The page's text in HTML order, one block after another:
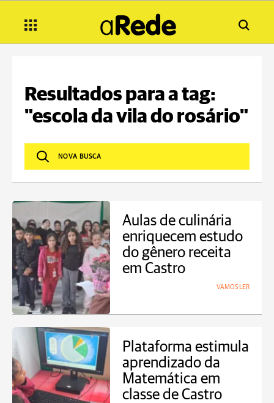
Resultados para a tag:
"escola da vila do rosário"
Aulas de culinária
enriquecem estudo
do gênero receita
em Castro
VAMOS LER
Plataforma estimula
aprendizado da
Matemática em
classe de Castro